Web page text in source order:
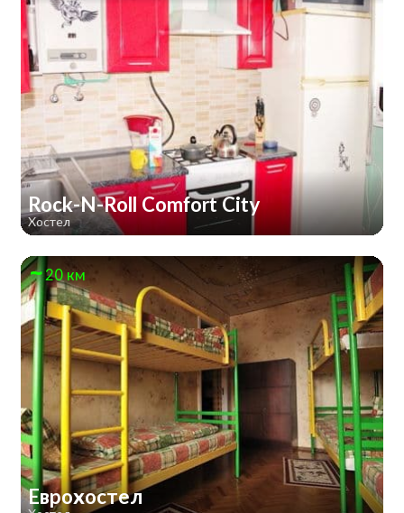
Rock-N-Roll Comfort City
Хостел
20 км
Еврохостел